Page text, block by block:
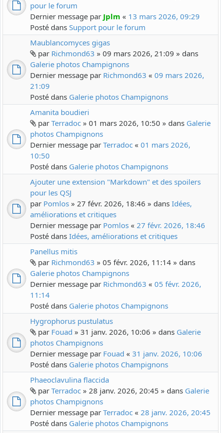
pour le forum
Dernier message par Jplm « 13 mars 2026, 09:29
Posté dans Support pour le forum
Maublancomyces gigas
par Richmond63 » 09 mars 2026, 21:09 » dans
Galerie photos Champignons
Dernier message par Richmond63 « 09 mars 2026,
21:09
Posté dans Galerie photos Champignons
Amanita boudieri
par Terradoc » 01 mars 2026, 10:50 » dans Galerie
photos Champignons
Dernier message par Terradoc « 01 mars 2026,
10:50
Posté dans Galerie photos Champignons
Ajouter une extension "Markdown" et des spoilers
pour les QSJ
par Pomlos » 27 févr. 2026, 18:46 » dans Idées,
améliorations et critiques
Dernier message par Pomlos « 27 févr. 2026, 18:46
Posté dans Idées, améliorations et critiques
Panellus mitis
par Richmond63 » 05 févr. 2026, 11:14 » dans
Galerie photos Champignons
Dernier message par Richmond63 « 05 févr. 2026,
11:14
Posté dans Galerie photos Champignons
Hygrophorus pustulatus
par Fouad » 31 janv. 2026, 10:06 » dans Galerie
photos Champignons
Dernier message par Fouad « 31 janv. 2026, 10:06
Posté dans Galerie photos Champignons
Phaeoclavulina flaccida
par Terradoc » 28 janv. 2026, 20:45 » dans Galerie
photos Champignons
Dernier message par Terradoc « 28 janv. 2026, 20:45
Posté dans Galerie photos Champignons